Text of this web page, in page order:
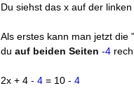
Du siehst das x auf der
Als erstes kann man jetzt die
du auf beiden Seiten -4
2x + 4 - 4= 10 - 4